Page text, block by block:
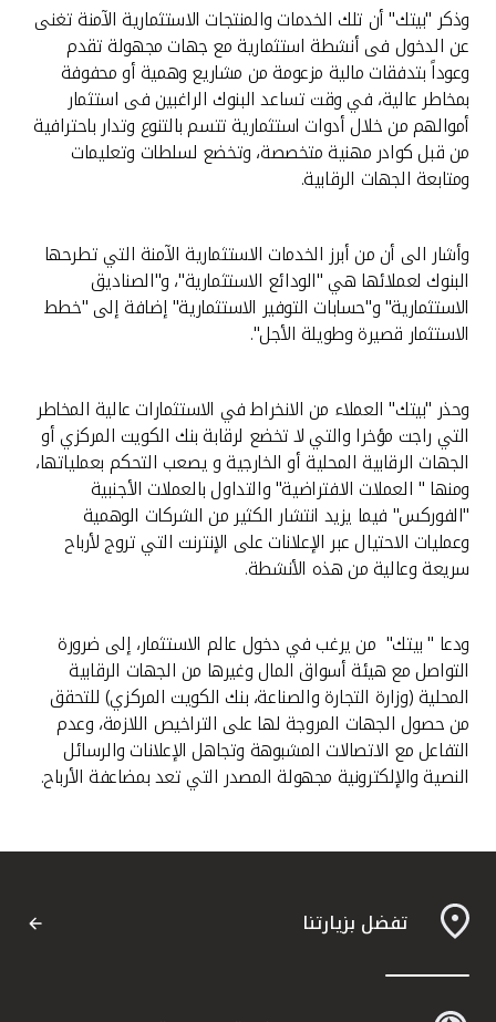
تركيا
مصر
المملكة المتحدة
وذكر "بيتك" أن تلك الخدمات والمنتجات الاستثمارية الآمنة تغنى
عن الدخول فى أنشطة استثمارية مع جهات مجهولة تقدم
وعوداً بتدفقات مالية مزعومة من مشاريع وهمية أو محفوفة
بمخاطر عالية، في وقت تساعد البنوك الراغبين فى استثمار
أموالهم من خلال أدوات استثمارية تتسم بالتنوع وتدار باحترافية
من قبل كوادر مهنية متخصصة، وتخضع لسلطات وتعليمات
ومتابعة الجهات الرقابية.
وأشار الى أن من أبرز الخدمات الاستثمارية الآمنة التي تطرحها
البنوك لعملائها هي "الودائع الاستثمارية"، و"الصناديق
الاستثمارية" و"حسابات التوفير الاستثمارية" إضافة إلى "خطط
الاستثمار قصيرة وطويلة الأجل".
وحذر "بيتك" العملاء من الانخراط في الاستثمارات عالية المخاطر
التي راجت مؤخرا والتي لا تخضع لرقابة بنك الكويت المركزي أو
الجهات الرقابية المحلية أو الخارجية و يصعب التحكم بعملياتها،
ومنها " العملات الافتراضية" والتداول بالعملات الأجنبية
"الفوركس" فيما يزيد انتشار الكثير من الشركات الوهمية
وعمليات الاحتيال عبر الإعلانات على الإنترنت التي تروج لأرباح
سريعة وعالية من هذه الأنشطة.
ودعا " بيتك" من يرغب في دخول عالم الاستثمار، إلى ضرورة
التواصل مع هيئة أسواق المال وغيرها من الجهات الرقابية
المحلية (وزارة التجارة والصناعة، بنك الكويت المركزي) للتحقق
من حصول الجهات المروجة لها على التراخيص اللازمة، وعدم
التفاعل مع الاتصالات المشبوهة وتجاهل الإعلانات والرسائل
النصية والإلكترونية مجهولة المصدر التي تعد بمضاعفة الأرباح.
تفضل بزيارتنا